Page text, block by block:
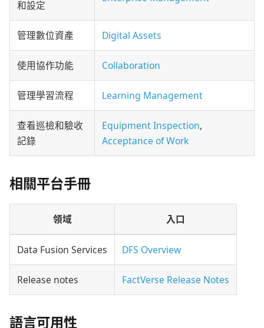
和設定
管理數位資產 Digital Assets
使用協作功能 Collaboration
管理學習流程 Learning Management
查看巡檢和驗收
記錄
Equipment Inspection,
Acceptance of Work
相關平台手冊
領域 入口
Data Fusion Services DFS Overview
Release notes FactVerse Release Notes
語言可用性